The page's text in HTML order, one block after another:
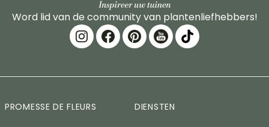
Word lid van de community van plantenliefhebbers!
PROMESSE DE FLEURS DIENSTEN